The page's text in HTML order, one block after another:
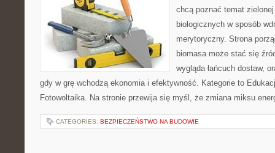
chcą poznać temat
biologicznych w sposób
merytoryczny. Strona
biomasa może stać się
wygląda łańcuch dostaw,
gdy w grę wchodzą ekonomia i efektywność. Kategorie to
Fotowoltaika. Na stronie przewija się myśl, że zmiana miksu
CATEGORIES: BEZPIECZEŃSTWO NA BUDOWIE